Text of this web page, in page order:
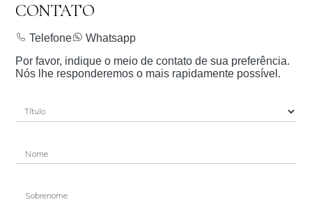
CONTATO
Telefone
Whatsapp
Por favor, indique o meio de contato de sua preferência.
Nós lhe responderemos o mais rapidamente possível.
Nome
Sobrenome